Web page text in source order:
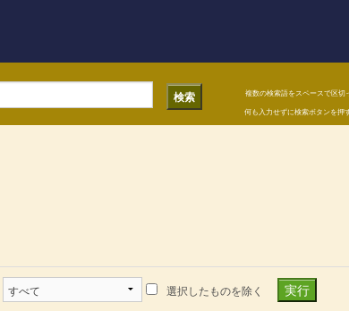
複数の検索語をスペースで区切
何も入力せずに検索ボタンを押
選択したものを除く